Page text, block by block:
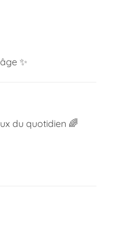
✨
du quotidien 🌈